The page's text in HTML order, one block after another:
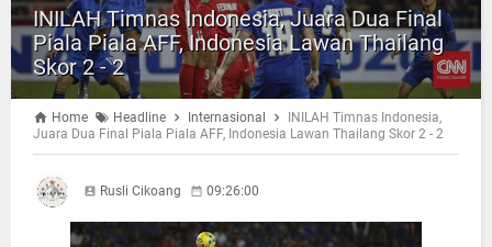
INILAH Timnas Indonesia, Juara Dua Final
Piala Piala AFF, Indonesia Lawan Thailang
Skor 2 - 2
Home Headline Internasional
INILAH Timnas Indonesia,
Juara Dua Final Piala Piala AFF, Indonesia Lawan Thailang Skor 2 - 2
Rusli Cikoang 09:26:00